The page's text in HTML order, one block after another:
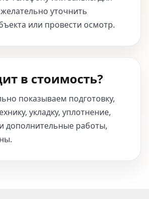
уточнить
или провести осмотр.
в стоимость?
показываем подготовку,
укладку, уплотнение,
дополнительные работы,